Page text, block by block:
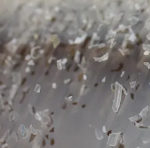
Besuchen Sie uns